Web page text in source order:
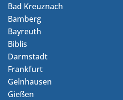
Bad Kreuznach
Bamberg
Bayreuth
Biblis
Darmstadt
Frankfurt
Gelnhausen
Gießen